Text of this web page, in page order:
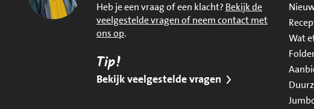
Heb je een vraag of een klacht? Bekijk de
veelgestelde vragen of neem contact met
ons op.
Tip!
Bekijk veelgestelde vragen
Wat